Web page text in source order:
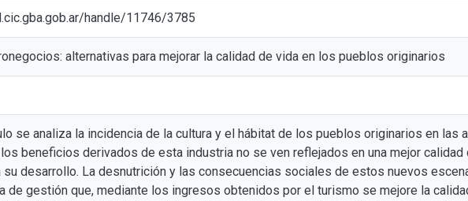
handle/11746/3785
alternativas para mejorar la calidad de vida en los pueblos originarios
se analiza la incidencia de la cultura y el hábitat de los pueblos originarios en las
beneficios derivados de esta industria no se ven reflejados en una mejor
su desarrollo. La desnutrición y las consecuencias sociales de estos nuevos
de gestión que, mediante los ingresos obtenidos por el turismo se mejore la